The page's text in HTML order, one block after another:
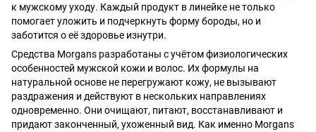
к мужскому уходу. Каждый продукт в линейке не только
помогает уложить и подчеркнуть форму бороды, но и
заботится о её здоровье изнутри.
Средства Morgans разработаны с учётом физиологических
особенностей мужской кожи и волос. Их формулы на
натуральной основе не перегружают кожу, не вызывают
раздражения и действуют в нескольких направлениях
одновременно. Они очищают, питают, восстанавливают и
придают законченный, ухоженный вид. Как именно Morgans